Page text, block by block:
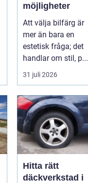
möjligheter
Att välja bilfärg är
mer än bara en
estetisk fråga; det
handlar om stil, p...
31 juli 2026
Hitta rätt
däckverkstad i